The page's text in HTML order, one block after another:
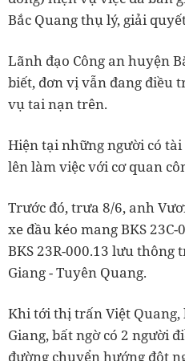
Bắc Quang thụ lý, giải
Lãnh đạo Công an huyện
biết, đơn vị vẫn đang điều
vụ tai nạn trên.
Hiện tại những người có
lên làm việc với cơ quan
Trước đó, trưa 8/6, anh
xe đầu kéo mang BKS
BKS 23R-000.13 lưu thông
Giang - Tuyên Quang.
Khi tới thị trấn Việt Quang,
Giang, bất ngờ có 2 người
đường chuyển hướng đột